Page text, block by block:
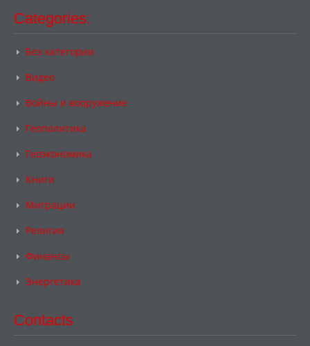
Categories:
Без категории
Видео
Войны и вооружение
Геополитика
Геоэкономика
Книги
Миграции
Религия
Финансы
Энергетика
Contacts